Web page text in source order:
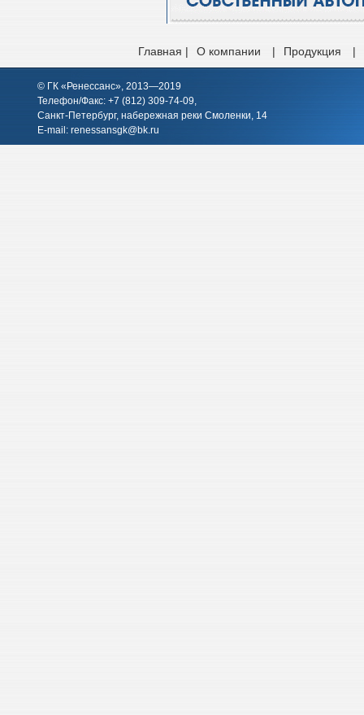
Главная | О компании | Продукция |
© ГК «Ренессанс», 2013—2019
Телефон/Факс: +7 (812) 309-74-09,
Санкт-Петербург, набережная реки Смоленки, 14
E-mail: renessansgk@bk.ru